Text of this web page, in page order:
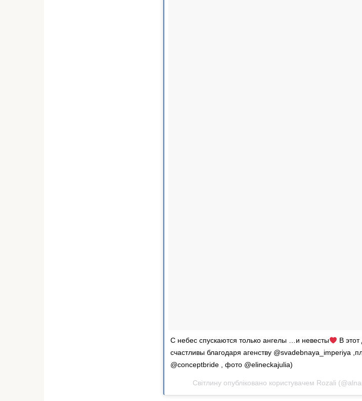
С небес спускаются только ангелы …и невесты
В
счастливы благодаря агенству @svadebnaya_imperiya
@conceptbride , фото @elineckajulia)
Світлину опубліковано користувачем Rozali